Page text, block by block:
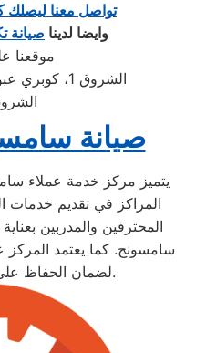
تواصل معنا ليصلك
وايضا لدينا صيانة
موقعنا
الشروق 1، كوبري عبور مشاه، قسم الشروق
الشروق 2،
صيانة
يتميز مركز خدمة عملاء
المراكز في تقديم خدمات
المحترفين والمدربين
سامسونج. كما يعتمد المركز
لضمان الحفاظ على كفاءة وعمر الأجهزة.